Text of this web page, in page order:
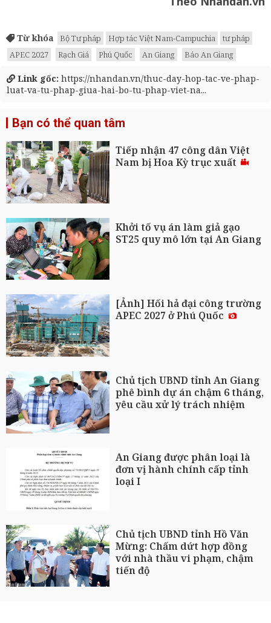
Từ khóa Bộ Tư pháp Hợp tác Việt Nam-Campuchia
tư pháp
APEC 2027
Rạch Giá Phú Quốc An Giang Báo An Giang
Link gốc: https://nhandan.vn/thuc-day-hop-tac-ve-phap-
luat-va-tu-phap-giua-hai-bo-tu-phap-viet-na...
Bạn có thể quan tâm
Tiếp nhận 47 công dân Việt
Nam bị Hoa Kỳ trục xuất
Khởi tố vụ án làm giả gạo
ST25 quy mô lớn tại An Giang
[Ảnh] Hối hả đại công trường
APEC 2027 ở Phú Quốc
Chủ tịch UBND tỉnh An Giang
phê bình dự án chậm 6 tháng,
yêu cầu xử lý trách nhiệm
An Giang được phân loại là
đơn vị hành chính cấp tỉnh
loại I
Chủ tịch UBND tỉnh Hồ Văn
Mừng: Chấm dứt hợp đồng
với nhà thầu vi phạm, chậm
tiến độ